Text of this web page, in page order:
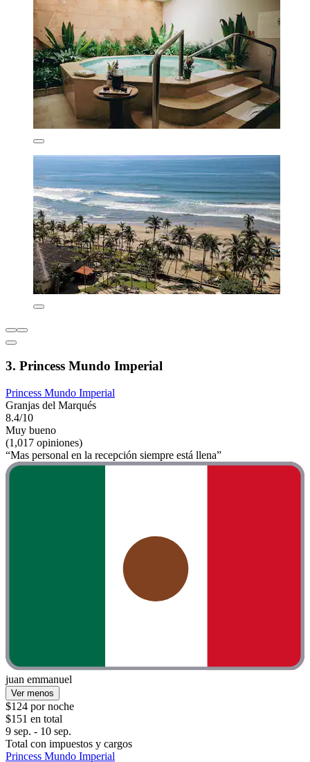
3. Princess Mundo Imperial
Princess Mundo Imperial
Granjas del Marqués
8.4/10
Muy bueno
(1,017 opiniones)
“Mas personal en la recepción siempre está llena”
juan emmanuel
Ver menos
$124 por noche
$151 en total
9 sep. - 10 sep.
Total con impuestos y cargos
Princess Mundo Imperial